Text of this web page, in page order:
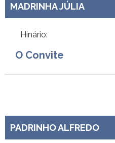
MADRINHA JÚLIA
Hinário:
O Convite
PADRINHO ALFREDO